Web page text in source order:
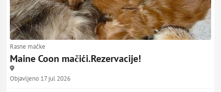
Rasne mačke
Maine Coon mačići.Rezervacije!
Objavljeno 17 jul 2026